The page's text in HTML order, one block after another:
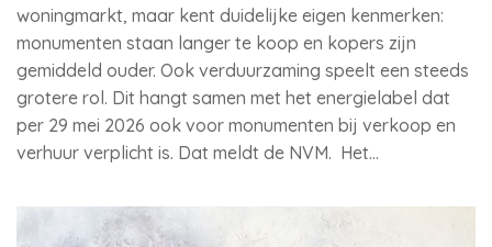
woningmarkt, maar kent duidelijke eigen kenmerken:
monumenten staan langer te koop en kopers zijn
gemiddeld ouder. Ook verduurzaming speelt een steeds
grotere rol. Dit hangt samen met het energielabel dat
per 29 mei 2026 ook voor monumenten bij verkoop en
verhuur verplicht is. Dat meldt de NVM. Het…